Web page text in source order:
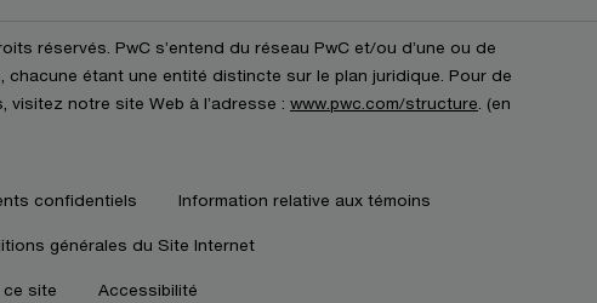
réservés. PwC s’entend du réseau PwC et/ou d’une ou de
chacune étant une entité distincte sur le plan juridique. Pour de
visitez notre site Web à l’adresse : www.pwc.com/structure . (en
confidentiels Information relative aux témoins
générales du Site Internet
site Accessibilité